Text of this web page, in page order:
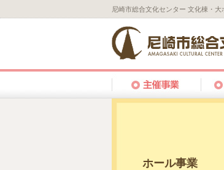
尼崎市総合文化センター 文化棟・
ホール事業